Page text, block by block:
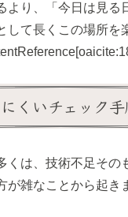
より、「今日は見る
して長くこの場所を
くいチェック手
くは、技術不足その
が雑なことから起き